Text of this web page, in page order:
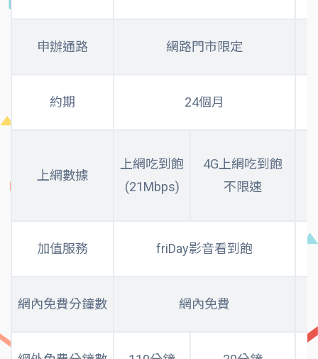
申辦通路 網路門市限定
約期 24個月
上網數據
上網吃到飽
(21Mbps)
4G上網吃到飽
不限速
加值服務 friDay影音看到飽
網內免費分鐘數 網內免費